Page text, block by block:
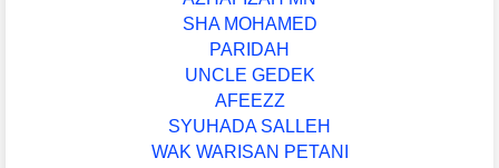
SHA MOHAMED
PARIDAH
UNCLE GEDEK
AFEEZZ
SYUHADA SALLEH
WAK WARISAN PETANI